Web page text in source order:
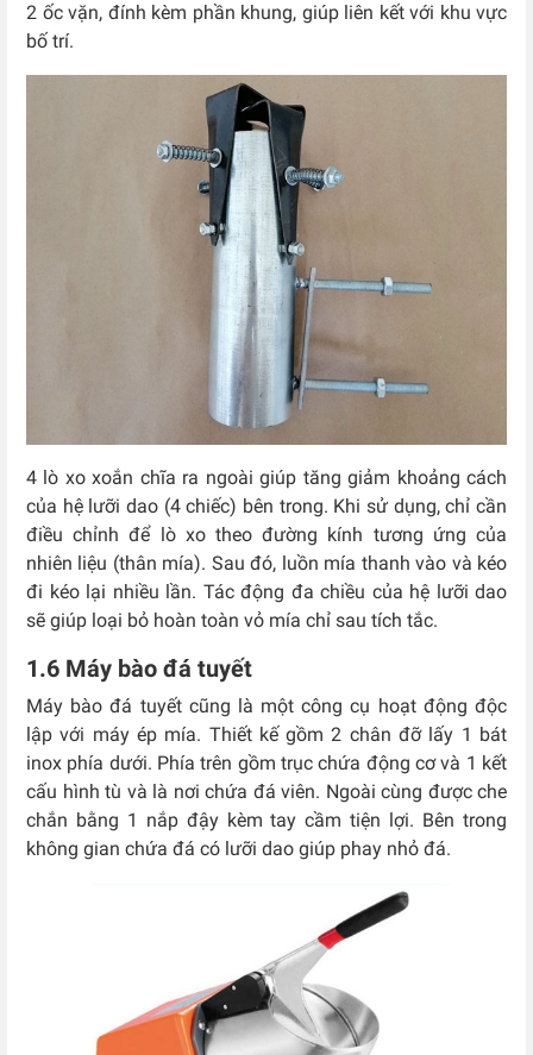
2 ốc vặn, đính kèm phần khung, giúp liên kết với khu vực
bố trí.
4 lò xo xoắn chĩa ra ngoài giúp tăng giảm khoảng cách
của hệ lưỡi dao (4 chiếc) bên trong. Khi sử dụng, chỉ cần
điều chỉnh để lò xo theo đường kính tương ứng của
nhiên liệu (thân mía). Sau đó, luồn mía thanh vào và kéo
đi kéo lại nhiều lần. Tác động đa chiều của hệ lưỡi dao
sẽ giúp loại bỏ hoàn toàn vỏ mía chỉ sau tích tắc.
1.6 Máy bào đá tuyết
Máy bào đá tuyết cũng là một công cụ hoạt động độc
lập với máy ép mía. Thiết kế gồm 2 chân đỡ lấy 1 bát
inox phía dưới. Phía trên gồm trục chứa động cơ và 1 kết
cấu hình tù và là nơi chứa đá viên. Ngoài cùng được che
chắn bằng 1 nắp đậy kèm tay cầm tiện lợi. Bên trong
không gian chứa đá có lưỡi dao giúp phay nhỏ đá.